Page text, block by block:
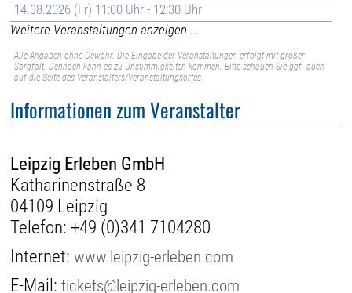
14.08.2026 (Fr) 11:00 Uhr - 12:30 Uhr
Weitere Veranstaltungen anzeigen ...
Alle Angaben ohne Gewähr. Die Eingabe der Veranstaltungen erfolgt mit großer
Sorgfalt. Dennoch kann es zu Unstimmigkeiten kommen. Bitte schauen Sie ggf. auch
auf die Seite des Veranstalters/Veranstaltungsortes.
Informationen zum Veranstalter
Leipzig Erleben GmbH
Katharinenstraße 8
04109 Leipzig
Telefon: +49 (0)341 7104280
Internet:www.leipzig-erleben.com
E-Mail:tickets@leipzig-erleben.com